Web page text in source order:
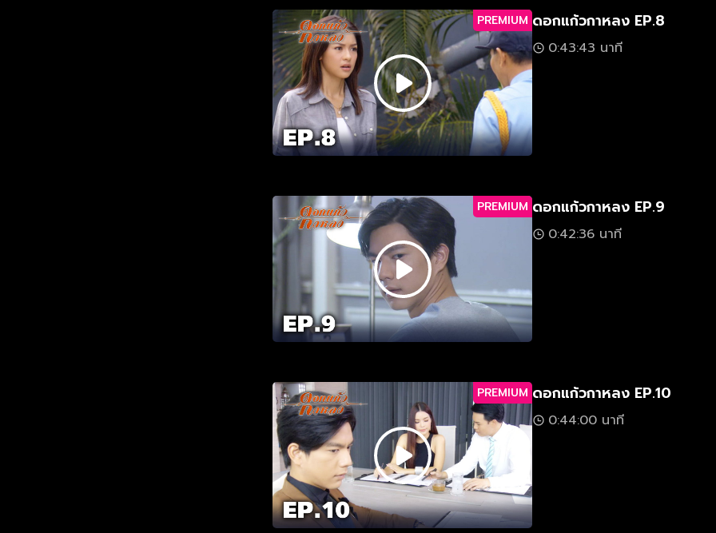
PREMIUM ดอกแก้วกาหลง EP.8
0:43:43 นาที
PREMIUM ดอกแก้วกาหลง EP.9
0:42:36 นาที
PREMIUM ดอกแก้วกาหลง EP.10
0:44:00 นาที